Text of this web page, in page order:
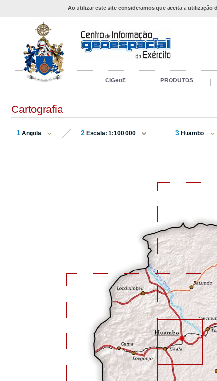
Ao utilizar este site consideramos que aceita a utilização
CIGeoE PRODUTOS
Cartografia
1 Angola 2 Escala: 1:100 000 3 Huambo